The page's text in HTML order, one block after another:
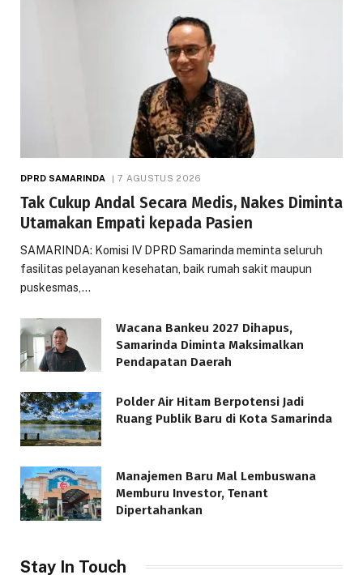
DPRD SAMARINDA 7 AGUSTUS 2026
Tak Cukup Andal Secara Medis, Nakes Diminta
Utamakan Empati kepada Pasien
SAMARINDA: Komisi IV DPRD Samarinda meminta seluruh
fasilitas pelayanan kesehatan, baik rumah sakit maupun
puskesmas,…
Wacana Bankeu 2027 Dihapus,
Samarinda Diminta Maksimalkan
Pendapatan Daerah
Polder Air Hitam Berpotensi Jadi
Ruang Publik Baru di Kota Samarinda
Manajemen Baru Mal Lembuswana
Memburu Investor, Tenant
Dipertahankan
Stay In Touch